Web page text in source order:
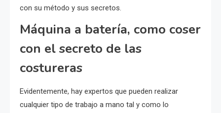
con su método y sus secretos.
Máquina a batería, como coser
con el secreto de las
costureras
Evidentemente, hay expertos que pueden realizar
cualquier tipo de trabajo a mano tal y como lo